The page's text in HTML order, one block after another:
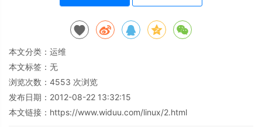
本文分类： 运维
本文标签：无
浏览次数： 4553 次浏览
发布日期：2012-08-22 13:32:15
本文链接： https://www.widuu.com/linux/2.html